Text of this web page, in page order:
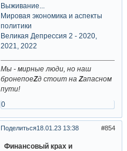
Выживание...
Мировая экономика и аспекты
политики
Великая Депрессия 2 - 2020,
2021, 2022
Мы - мирные люди, но наш
бронепоеZд стоит наZапасном
пути!
0
Поделиться 854
18.01.23 13:38
Финансовый крах и